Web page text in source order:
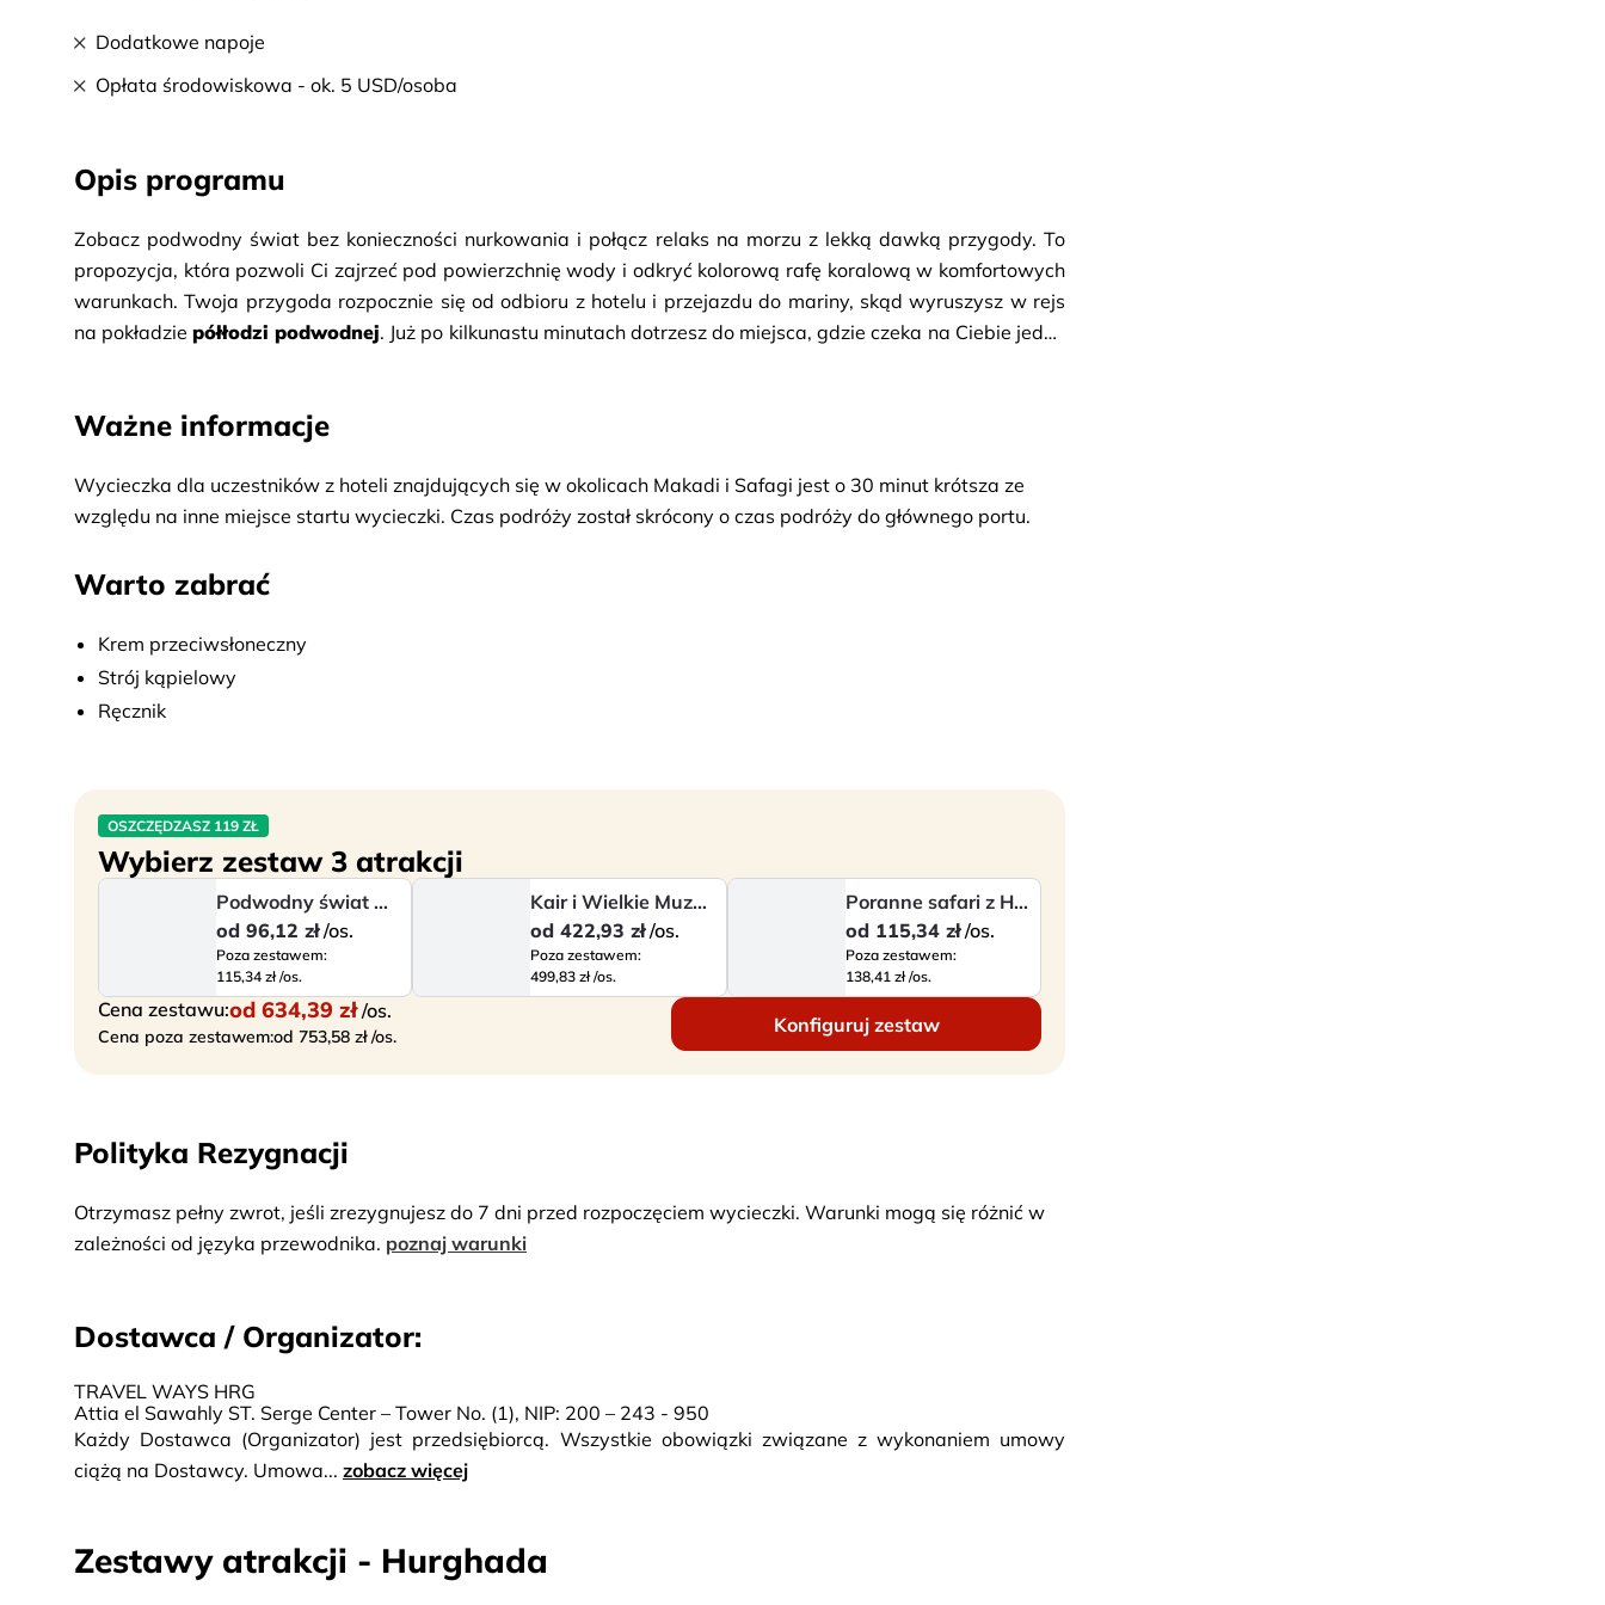
Dodatkowe napoje
Opłata środowiskowa - ok. 5 USD/osoba
Opis programu
Zobacz podwodny świat bez konieczności nurkowania i połącz relaks na morzu z lekką dawką przygody. To
propozycja, która pozwoli Ci zajrzeć pod powierzchnię wody i odkryć kolorową rafę koralową w komfortowych
warunkach. Twoja przygoda rozpocznie się od odbioru z hotelu i przejazdu do mariny, skąd wyruszysz w rejs
na pokładzie półłodzi podwodnej. Już po kilkunastu minutach dotrzesz do miejsca, gdzie czeka na Ciebie jedno
tworzą niezwykły, naturalny krajobraz. Po czasie spędzonym na obserwacji rafy łódź zatrzyma się na
samodzielnie odkrywać podwodne życie lub po prostu zrelaksować się na pokładzie, ciesząc się spokojem i
widokami. W trakcie postoju otrzymasz również napój bezalkoholowy i wodę, aby jeszcze przyjemniej
hotelu. To idealna opcja, jeśli chcesz zobaczyć więcej niż tylko powierzchnię morza i przeżyć coś wyjątkowego
Kolejność zwiedzania oraz program mogą ulec zmianie.
Ważne informacje
Wycieczka dla uczestników z hoteli znajdujących się w okolicach Makadi i Safagi jest o 30 minut krótsza ze
względu na inne miejsce startu wycieczki. Czas podróży został skrócony o czas podróży do głównego portu.
Warto zabrać
Krem przeciwsłoneczny
Strój kąpielowy
Ręcznik
OSZCZĘDZASZ 119 ZŁ
Wybierz zestaw 3 atrakcji
Podwodny świat Morza Czerwonego
od 96,12 zł /os.
Poza zestawem:
115,34 zł /os.
Kair i Wielkie Muzeum Egipskie
od422,93 zł /os.
Poza zestawem:
499,83 zł /os.
Poranne safari z Hurghady
od 115,34 zł /os.
Poza zestawem:
138,41 zł /os.
Cena zestawu:od 634,39 zł /os.
Cena poza zestawem:od 753,58 zł /os.
Konfiguruj zestaw
Polityka Rezygnacji
Otrzymasz pełny zwrot, jeśli zrezygnujesz do 7 dni przed rozpoczęciem wycieczki. Warunki mogą się różnić w
zależności od języka przewodnika. poznaj warunki
Dostawca / Organizator:
TRAVEL WAYS HRG
Attia el Sawahly ST. Serge Center – Tower No. (1), NIP: 200 – 243 - 950
Każdy Dostawca (Organizator) jest przedsiębiorcą. Wszystkie obowiązki związane z wykonaniem umowy
ciążą na Dostawcy. Umowa... zobacz więcej
Zestawy atrakcji - Hurghada